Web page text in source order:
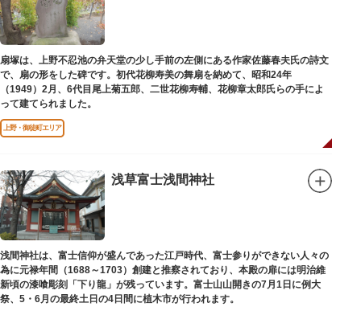
扇塚は、上野不忍池の弁天堂の少し手前の左側にある作家佐藤春夫氏の詩文
で、扇の形をした碑です。初代花柳寿美の舞扇を納めて、昭和24年
（1949）2月、6代目尾上菊五郎、二世花柳寿輔、花柳章太郎氏らの手によ
って建てられました。
上野・御徒町エリア
浅草富士浅間神社
浅間神社は、富士信仰が盛んであった江戸時代、富士参りができない人々の
為に元禄年間（1688～1703）創建と推察されており、本殿の扉には明治維
新頃の漆喰彫刻「下り龍」が残っています。富士山山開きの7月1日に例大
祭、5・6月の最終土日の4日間に植木市が行われます。